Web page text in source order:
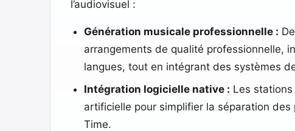
l’audiovisuel :
Génération musicale professionnelle :
arrangements de qualité professionnelle,
langues, tout en intégrant des systèmes
Intégration logicielle native : Les
artificielle pour simplifier la séparation
Time.